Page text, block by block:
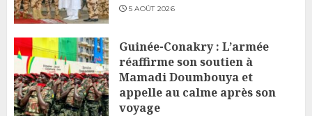
5 AOÛT 2026
Guinée-Conakry : L’armée
réaffirme son soutien à
Mamadi Doumbouya et
appelle au calme après son
voyage